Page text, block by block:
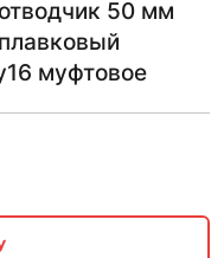
50 мм
муфтовое